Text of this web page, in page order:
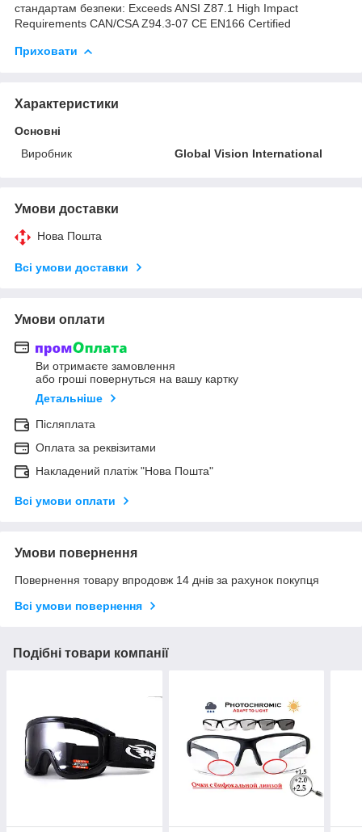
стандартам безпеки: Exceeds ANSI Z87.1 High Impact
Requirements CAN/CSA Z94.3-07 CE EN166 Certified
Приховати
Характеристики
Основні
Виробник
Global Vision International
Умови доставки
Нова Пошта
Всі умови доставки
Умови оплати
Ви отримаєте замовлення
або гроші повернуться на вашу картку
Детальніше
Післяплата
Оплата за реквізитами
Накладений платіж "Нова Пошта"
Всі умови оплати
Умови повернення
Повернення товару впродовж 14 днів за рахунок покупця
Всі умови повернення
Подібні товари компанії